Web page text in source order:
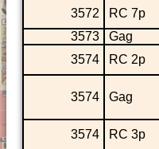
3572 RC 7p
3573
Gag
3574
RC 2p
3574 Gag
3574 RC 3p